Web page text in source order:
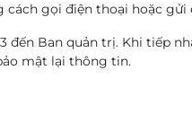
cách gọi điện thoại hoặc gửi
Ban quản trị. Khi tiếp
mật lại thông tin.